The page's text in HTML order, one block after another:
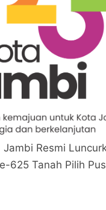
Resmi
625 Tanah Pilih